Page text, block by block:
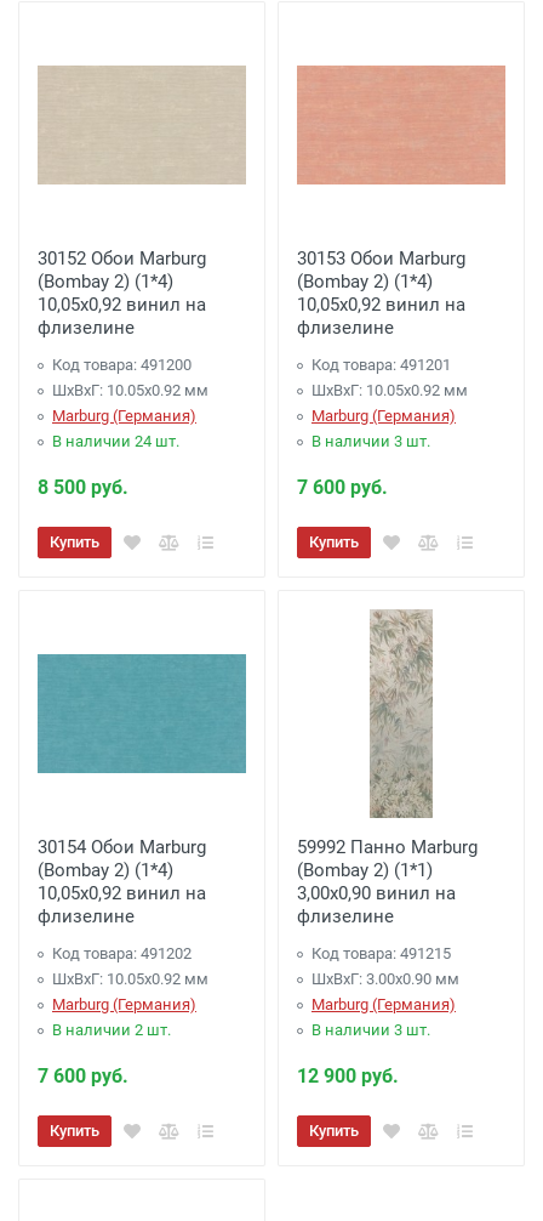
30152 Обои Marburg
(Bombay 2) (1*4)
10,05x0,92 винил на
флизелине
Код товара: 491200
ШхВхГ: 10.05х0.92 мм
Marburg (Германия)
В наличии 24 шт.
8 500 руб.
Купить
30153 Обои Marburg
(Bombay 2) (1*4)
10,05x0,92 винил на
флизелине
Код товара: 491201
ШхВхГ: 10.05х0.92 мм
Marburg (Германия)
В наличии 3 шт.
7 600 руб.
Купить
30154 Обои Marburg
(Bombay 2) (1*4)
10,05x0,92 винил на
флизелине
Код товара: 491202
ШхВхГ: 10.05х0.92 мм
Marburg (Германия)
В наличии 2 шт.
7 600 руб.
Купить
59992 Панно Marburg
(Bombay 2) (1*1)
3,00x0,90 винил на
флизелине
Код товара: 491215
ШхВхГ: 3.00х0.90 мм
Marburg (Германия)
В наличии 3 шт.
12 900 руб.
Купить